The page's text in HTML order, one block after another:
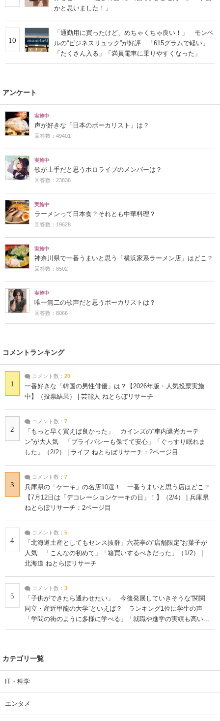
かと思いました！」
10
「通勤用に買ったけど、めちゃくちゃ良い！」 モンベ
ルの“ビジネスリュック”が好評 「615グラムで軽い」
「たくさん入る」「満員電車に乗りやすくなった」
アンケート
実施中
声が好きな「日本のボーカリスト」は？
回答数：49401
実施中
歌が上手だと思うホロライブのメンバーは？
回答数：23836
実施中
ラーメンって日本食？それとも中華料理？
回答数：19628
実施中
神奈川県で一番うまいと思う「横浜家系ラーメン店」はどこ？
回答数：8502
実施中
唯一無二の歌声だと思うボーカリストは？
回答数：8066
コメントランキング
1
コメント数： 20
一番好きな「韓国の男性俳優」は？【2026年版・人気投票実施
中】（投票結果） | 芸能人 ねとらぼリサーチ
2
コメント数： 7
「もっと早く買えば良かった」 カインズの“車内遮光カーテ
ン”が大人気 「プライバシーも保てて安心」「ぐっすり眠れま
した」（2/2） | ライフ ねとらぼリサーチ：2ページ目
3
コメント数： 7
兵庫県の「ケーキ」の名店10選！ 一番うまいと思う店はどこ？
【7月12日は「デコレーションケーキの日」！】（2/4） | 兵庫県
ねとらぼリサーチ：2ページ目
4
コメント数： 5
「北海道土産としてもセンス抜群」六花亭の“店舗限定”お菓子が
人気 「こんなの初めて」「箱買いするべきだった」（1/2） |
北海道 ねとらぼリサーチ
5
コメント数： 3
「子供ができたら通わせたい」 今後発展していきそうな“関関
同立・産近甲龍の大学”といえば？ ランキング1位に学生の声
「学問の街のように多様に学べる」「就職や進学の実績も高い」
| 大学 ねとらぼリサーチ
カテゴリ一覧
IT・科学
エンタメ